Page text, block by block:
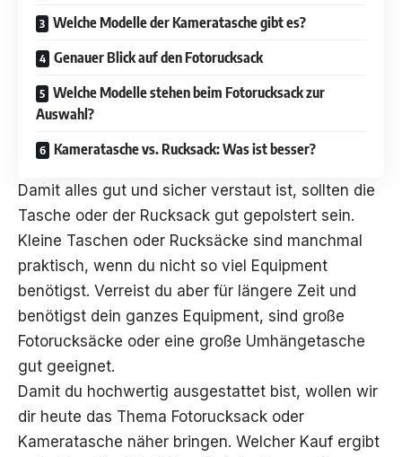
Welche Modelle der Kameratasche gibt es?
Genauer Blick auf den Fotorucksack
Welche Modelle stehen beim Fotorucksack zur
Auswahl?
Kameratasche vs. Rucksack: Was ist besser?
Damit alles gut und sicher verstaut ist, sollten die
Tasche oder der Rucksack gut gepolstert sein.
Kleine Taschen oder Rucksäcke sind manchmal
praktisch, wenn du nicht so viel Equipment
benötigst. Verreist du aber für längere Zeit und
benötigst dein ganzes Equipment, sind große
Fotorucksäcke oder eine große Umhängetasche
gut geeignet.
Damit du hochwertig ausgestattet bist, wollen wir
dir heute das Thema Fotorucksack oder
Kameratasche näher bringen. Welcher Kauf ergibt